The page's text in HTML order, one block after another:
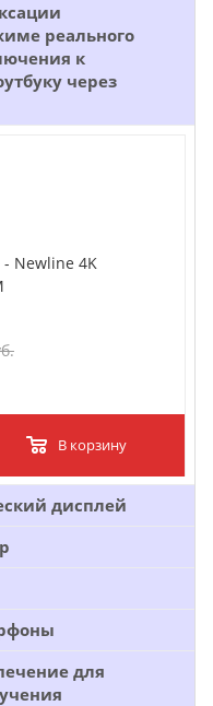
реального
к
через
Newline 4K
В корзину
дисплей
для